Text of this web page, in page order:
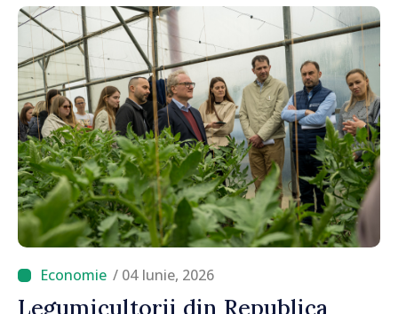
/ 04 Iunie, 2026
Legumicultorii din Republica